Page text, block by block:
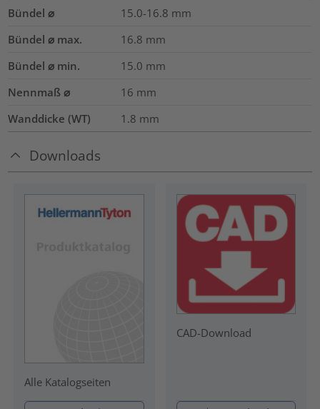
Bündel ⌀
15.0-16.8 mm
Bündel ⌀ max.
16.8 mm
Bündel ⌀ min.
15.0 mm
Nennmaß ⌀
16 mm
Wanddicke (WT)
1.8 mm
Downloads
Alle Katalogseiten
CAD-Download